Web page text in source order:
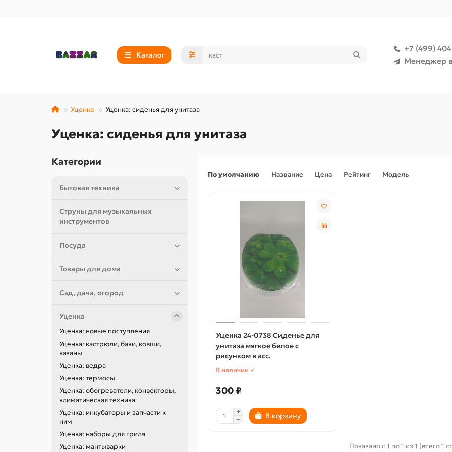
Каталог
+7 (499)
Менеджер
Уценка Уценка: сиденья для унитаза
Уценка: сиденья для унитаза
Категории
Бытовая техника
Струны для музыкальных
инструментов
Посуда
Товары для дома
Сад, дача, огород
Уценка
Уценка: новые поступления
Уценка: кастрюли, баки, ковши,
казаны
Уценка: ведра
Уценка: термосы
Уценка: обогреватели, конвекторы,
климатическая техника
Уценка: инкубаторы и запчасти к
ним
Уценка: наборы для гриля
Уценка: мантыварки
По умолчанию Название Цена Рейтинг Модель
Уценка 24-0738 Сиденье для
унитаза мягкое белое с
рисунком в асс.
В наличии ✓
300 ₽
В корзину
Показано с 1 по 1 из 1 (всего 1